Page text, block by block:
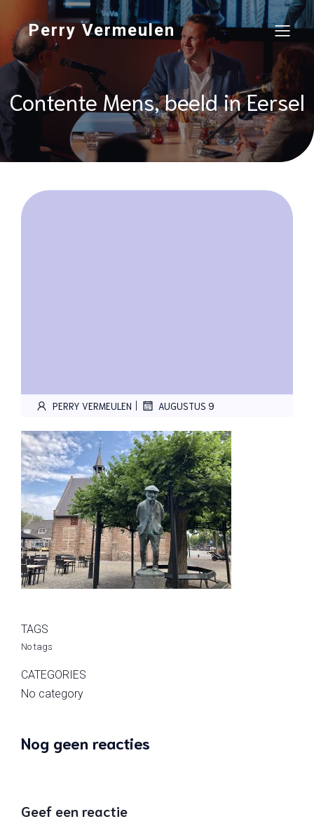
Perry Vermeulen
Contente Mens, beeld in Eersel
PERRY VERMEULEN | AUGUSTUS 9
TAGS
No tags
CATEGORIES
No category
Nog geen reacties
Geef een reactie